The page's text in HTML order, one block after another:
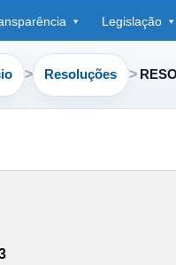
Legislação
Resoluções